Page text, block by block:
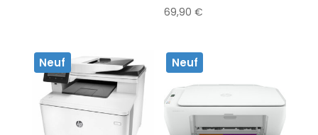
69,90€
Neuf Neuf